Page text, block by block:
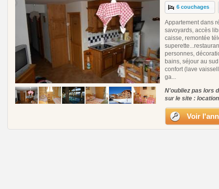
6 couchages
Appartement dans
savoyards, accès
caisse, remontée
personnes,
bains, séjour au
confort (lave
ga...
N'oubliez pas lors
sur le site :
Voir